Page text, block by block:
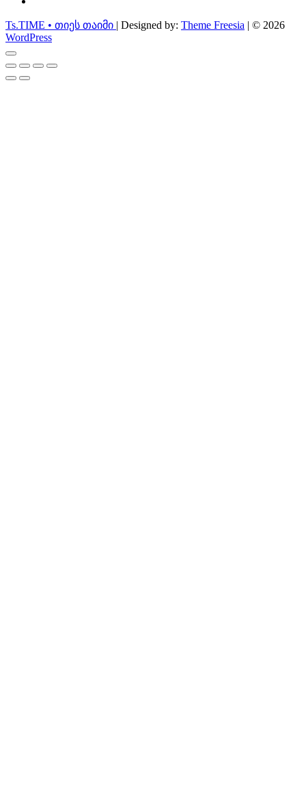
Ts.TIME • თიეს თაიმი | Designed by: Theme Freesia | © 2026
WordPress
Go
to
top